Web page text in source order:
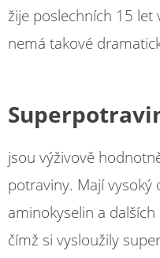
žije poslechních 15 let
nemá takové
jsou výživově
potraviny. Mají
aminokyselin a
čímž si vysloužily